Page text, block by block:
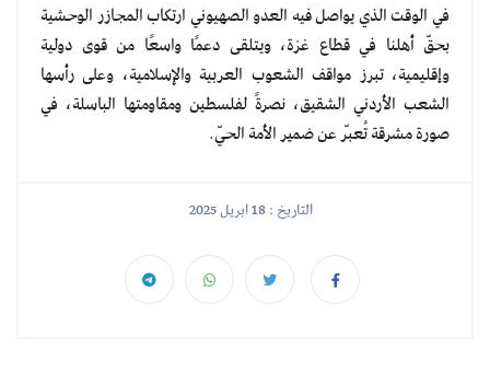
في الوقت الذي يواصل فيه العدو الصهيوني ارتكاب المجازر الوحشية
بحقّ أهلنا في قطاع غزة، ويتلقى دعمًا واسعًا من قوى دولية
وإقليمية، تبرز مواقف الشعوب العربية والإسلامية، وعلى رأسها
الشعب الأردني الشقيق، نصرةً لفلسطين ومقاومتها الباسلة، في
صورة مشرقة تُعبّر عن ضمير الأمة الحيّ.
التاريخ : 18 ابريل 2025